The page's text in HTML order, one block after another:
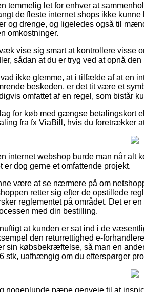
temmelig let for enhver at
de fleste internet shops ikke
og drenge, og ligeledes også til
omkostninger.
vise sig smart at kontrollere visse
sådan at du er tryg ved at opnå
ikke glemme, at i tilfælde af at en
beskeden, er det tit være et
omfattet af en regel, som bistår
for køb med gængse betalingskort
fra fx ViaBill, hvis du foretrækker
internet webshop burde man når alt
er dog gerne et omfattende projekt.
være at se nærmere på om
retter sig efter de opstillede
reglementet på området. Det er
med din bestilling.
at kunden er sat ind i de
den returrettighed e-
sin købsbekræftelse, så man en
stk, uafhængig om du efterspørger
nogenlunde pæne genveje til at